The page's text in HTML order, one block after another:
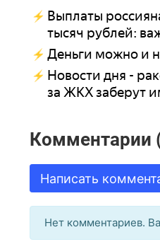
Выплаты
тысяч рублей:
Деньги можно и
Новости дня -
за ЖКХ заберут
Комментарии
Написать
Нет комментариев.